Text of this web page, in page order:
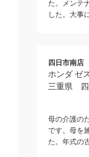
た。メンテ
した。大事
四日市南店
ホンダ ゼ
三重県 四
母の介護の
です。母を
た。年式の